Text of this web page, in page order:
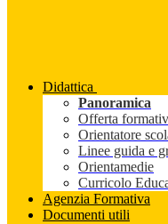
Didattica
Panoramica
Offerta
Orientatore
Linee guida e
Orientamedie
Curricolo
Agenzia Formativa
Documenti utili